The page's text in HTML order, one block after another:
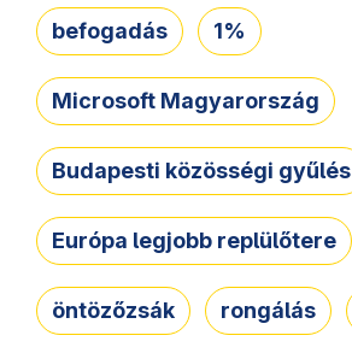
befogadás 1%
Microsoft Magyarország
Budapesti közösségi gyűlés
Európa legjobb replülőtere
öntözőzsák rongálás